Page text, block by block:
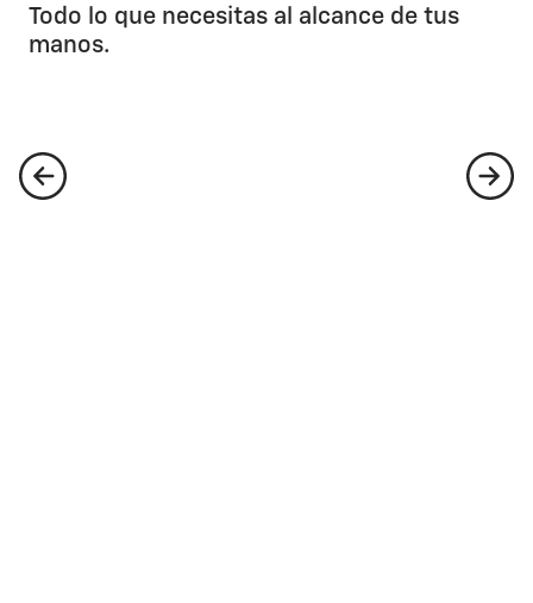
Todo lo que necesitas al alcance de tus
manos.